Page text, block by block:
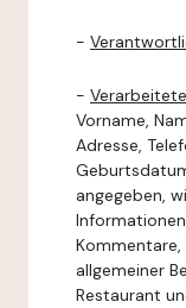
-
-
Vorname,
Adresse,
angegeben,
Kommentare,
allgemeiner
Restaurant